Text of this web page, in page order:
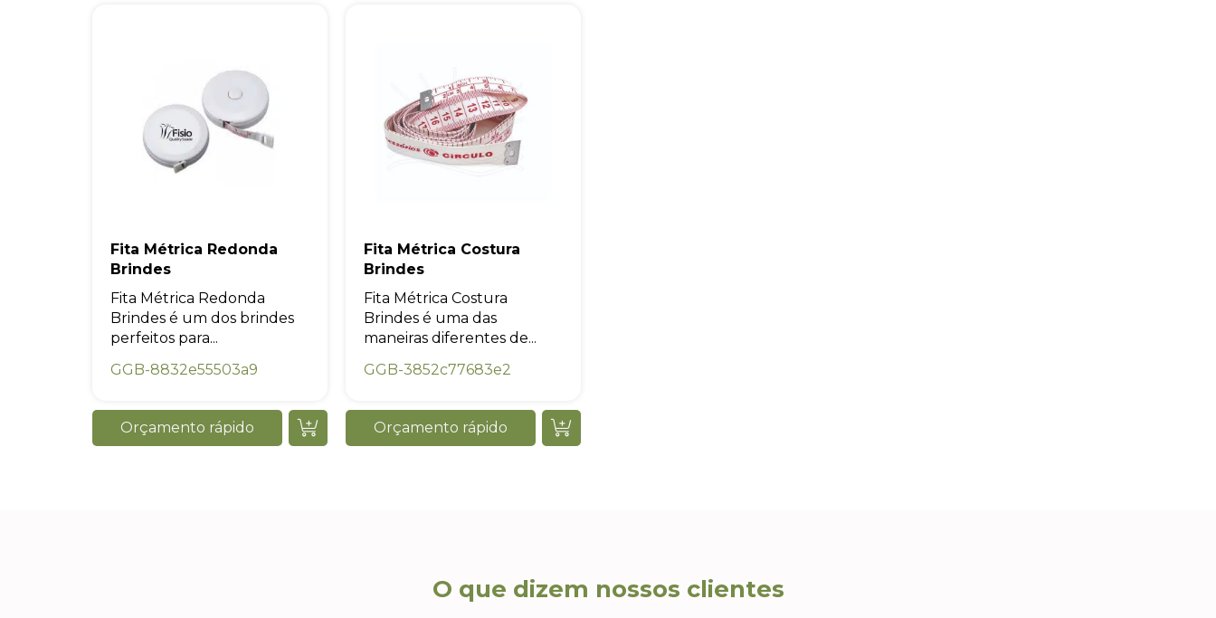
Fita Métrica Redonda
Brindes
Fita Métrica Redonda
Brindes é um dos brindes
perfeitos para...
GGB-8832e55503a9
Orçamento rápido
Fita Métrica Costura
Brindes
Fita Métrica Costura
Brindes é uma das
maneiras diferentes de...
GGB-3852c77683e2
Orçamento rápido
O que dizem nossos clientes
A nossa empresa está comprometida a proteger e respeitar sua
privacidade, utilizaremos seus dados apenas para fins de
marketing. Você pode alterar suas preferências a qualquer
momento.